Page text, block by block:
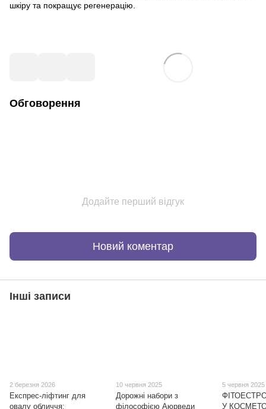
шкіру та покращує регенерацію.
Обговорення
Додайте перший відгук
Новий коментар
Інші записи
2 березня 2026
Експрес-ліфтинг для
овалу обличчя:
10 червня 2025
Дорожні набори з
філософією Аюрведи
5 червня 2025
У